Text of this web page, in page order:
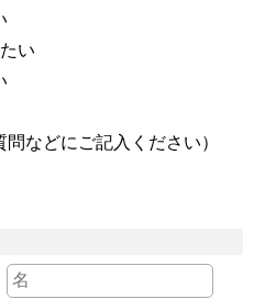
い
などにご記入ください）